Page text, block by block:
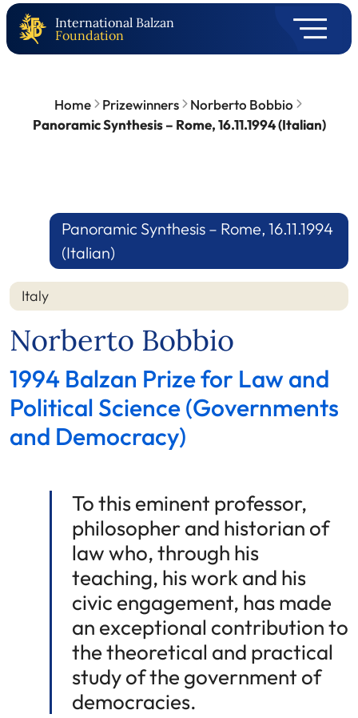
International Balzan
Foundation
Home Prizewinners
Norberto Bobbio
Panoramic Synthesis – Rome, 16.11.1994 (Italian)
Panoramic Synthesis – Rome, 16.11.1994
(Italian)
Italy
Norberto Bobbio
1994 Balzan Prize for Law and
Political Science (Governments
and Democracy)
To this eminent professor,
philosopher and historian of
law who, through his
teaching, his work and his
civic engagement, has made
an exceptional contribution to
the theoretical and practical
study of the government of
democracies.